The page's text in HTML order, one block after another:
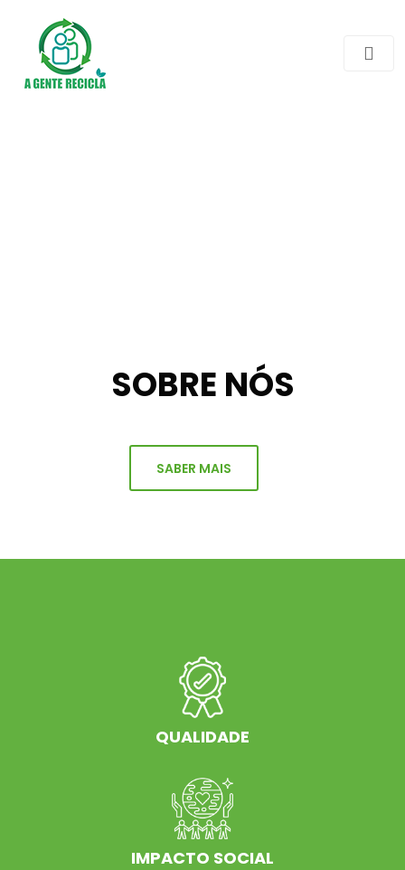
SOBRE NÓS
SABER MAIS
QUALIDADE
IMPACTO SOCIAL